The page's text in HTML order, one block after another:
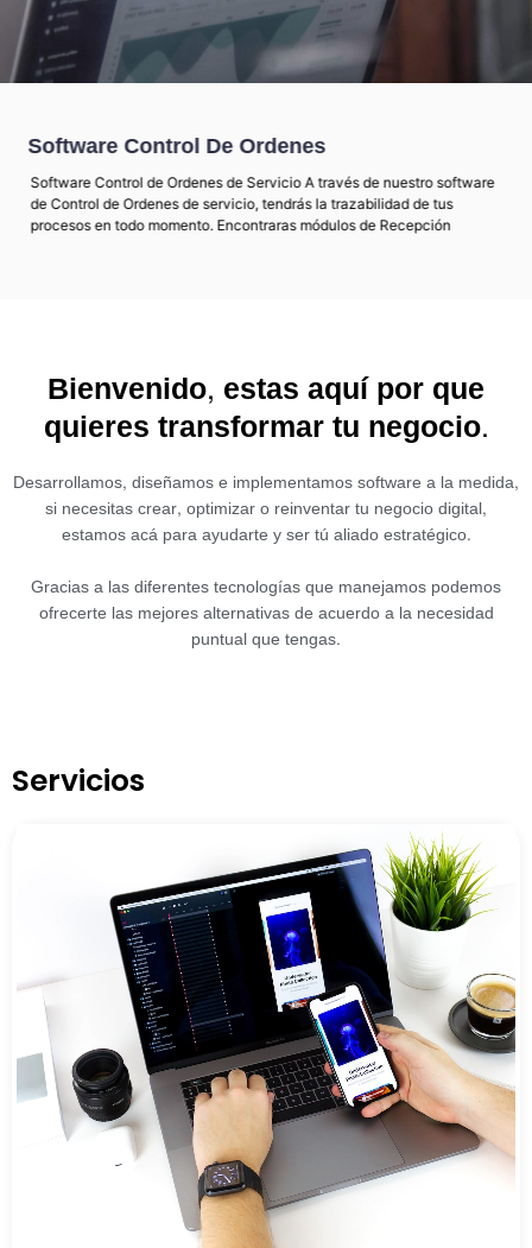
Software Control De Ordenes
Software Control de Ordenes de Servicio A través de nuestro software
de Control de Ordenes de servicio, tendrás la trazabilidad de tus
procesos en todo momento. Encontraras módulos de Recepción
Bienvenido, estas aquí por que
quieres transformar tu negocio.
Desarrollamos, diseñamos e implementamos software a la medida,
si necesitas crear, optimizar o reinventar tu negocio digital,
estamos acá para ayudarte y ser tú aliado estratégico.
Gracias a las diferentes tecnologías que manejamos podemos
ofrecerte las mejores alternativas de acuerdo a la necesidad
puntual que tengas.
Servicios